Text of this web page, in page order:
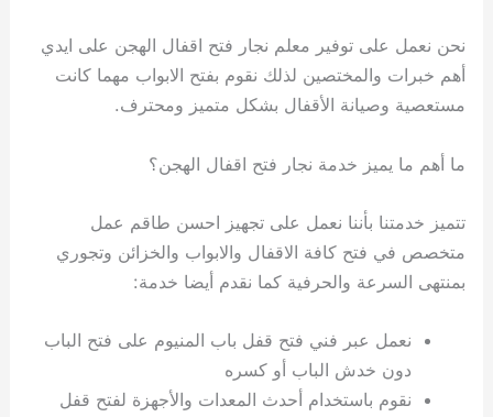
نحن نعمل على توفير معلم نجار فتح اقفال الهجن على ايدي
أهم خبرات والمختصين لذلك نقوم بفتح الابواب مهما كانت
مستعصية وصيانة الأقفال بشكل متميز ومحترف.
ما أهم ما يميز خدمة نجار فتح اقفال الهجن؟
تتميز خدمتنا بأننا نعمل على تجهيز احسن طاقم عمل
متخصص في فتح كافة الاقفال والابواب والخزائن وتجوري
بمنتهى السرعة والحرفية كما نقدم أيضا خدمة:
نعمل عبر فني فتح قفل باب المنيوم على فتح الباب
دون خدش الباب أو كسره
نقوم باستخدام أحدث المعدات والأجهزة لفتح قفل